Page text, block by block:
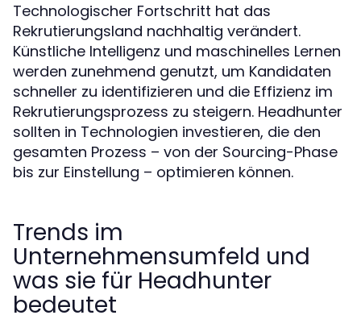
Technologischer Fortschritt hat das
Rekrutierungsland nachhaltig verändert.
Künstliche Intelligenz und maschinelles Lernen
werden zunehmend genutzt, um Kandidaten
schneller zu identifizieren und die Effizienz im
Rekrutierungsprozess zu steigern. Headhunter
sollten in Technologien investieren, die den
gesamten Prozess – von der Sourcing-Phase
bis zur Einstellung – optimieren können.
Trends im
Unternehmensumfeld und
was sie für Headhunter
bedeutet